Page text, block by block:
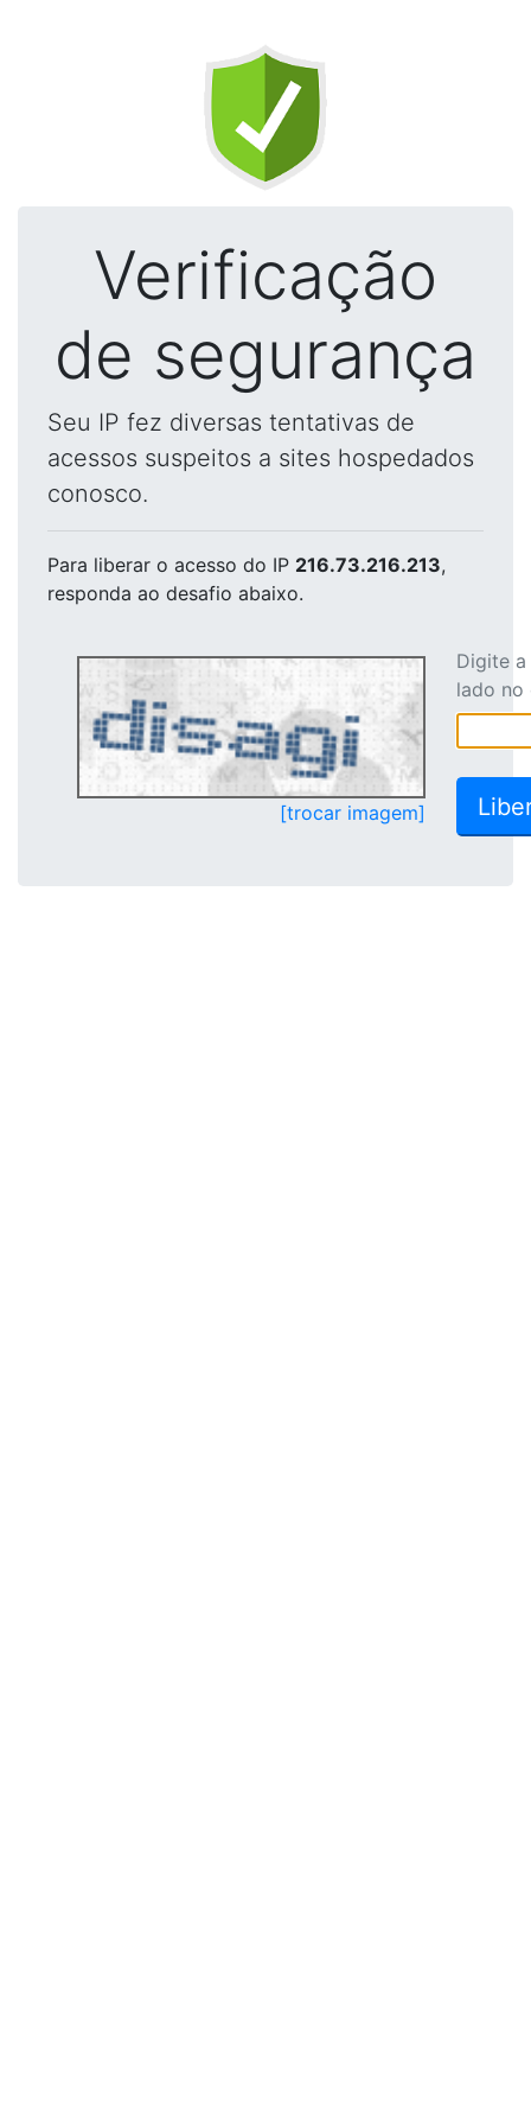
Verificação
de segurança
Seu IP fez diversas tentativas de
acessos suspeitos a sites hospedados
conosco.
Para liberar o acesso do IP 216.73.216.213,
responda ao desafio abaixo.
[trocar imagem]
Digite
lado no